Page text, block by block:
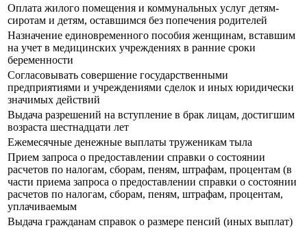
Оплата жилого помещения и коммунальных услуг детям-
сиротам и детям, оставшимся без попечения родителей
Назначение единовременного пособия женщинам, вставшим
на учет в медицинских учреждениях в ранние сроки
беременности
Согласовывать совершение государственными
предприятиями и учреждениями сделок и иных юридически
значимых действий
Выдача разрешений на вступление в брак лицам, достигшим
возраста шестнадцати лет
Ежемесячные денежные выплаты труженикам тыла
Прием запроса о предоставлении справки о состоянии
расчетов по налогам, сборам, пеням, штрафам, процентам (в
части приема запроса о предоставлении справки о состоянии
расчетов по налогам, сборам, пеням, штрафам, процентам,
уплачиваемым
Выдача гражданам справок о размере пенсий (иных выплат)